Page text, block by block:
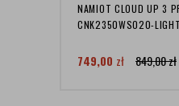
NAMIOT CLOUD UP 3
CNK2350WS020-LIGHT
749,00 zł 849,00zł